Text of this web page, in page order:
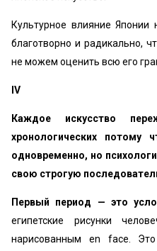
Культурное влияние
благотворно и радикально,
не можем оценить всю его
IV
Каждое искусство
хронологических потому
одновременно, но
свою строгую
Первый период — это
египетские рисунки
нарисованным en face. Это